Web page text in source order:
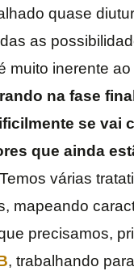
quase
as
muito inerente
na fase
se vai
que ainda
Temos várias
mapeando
precisamos,
, trabalhando